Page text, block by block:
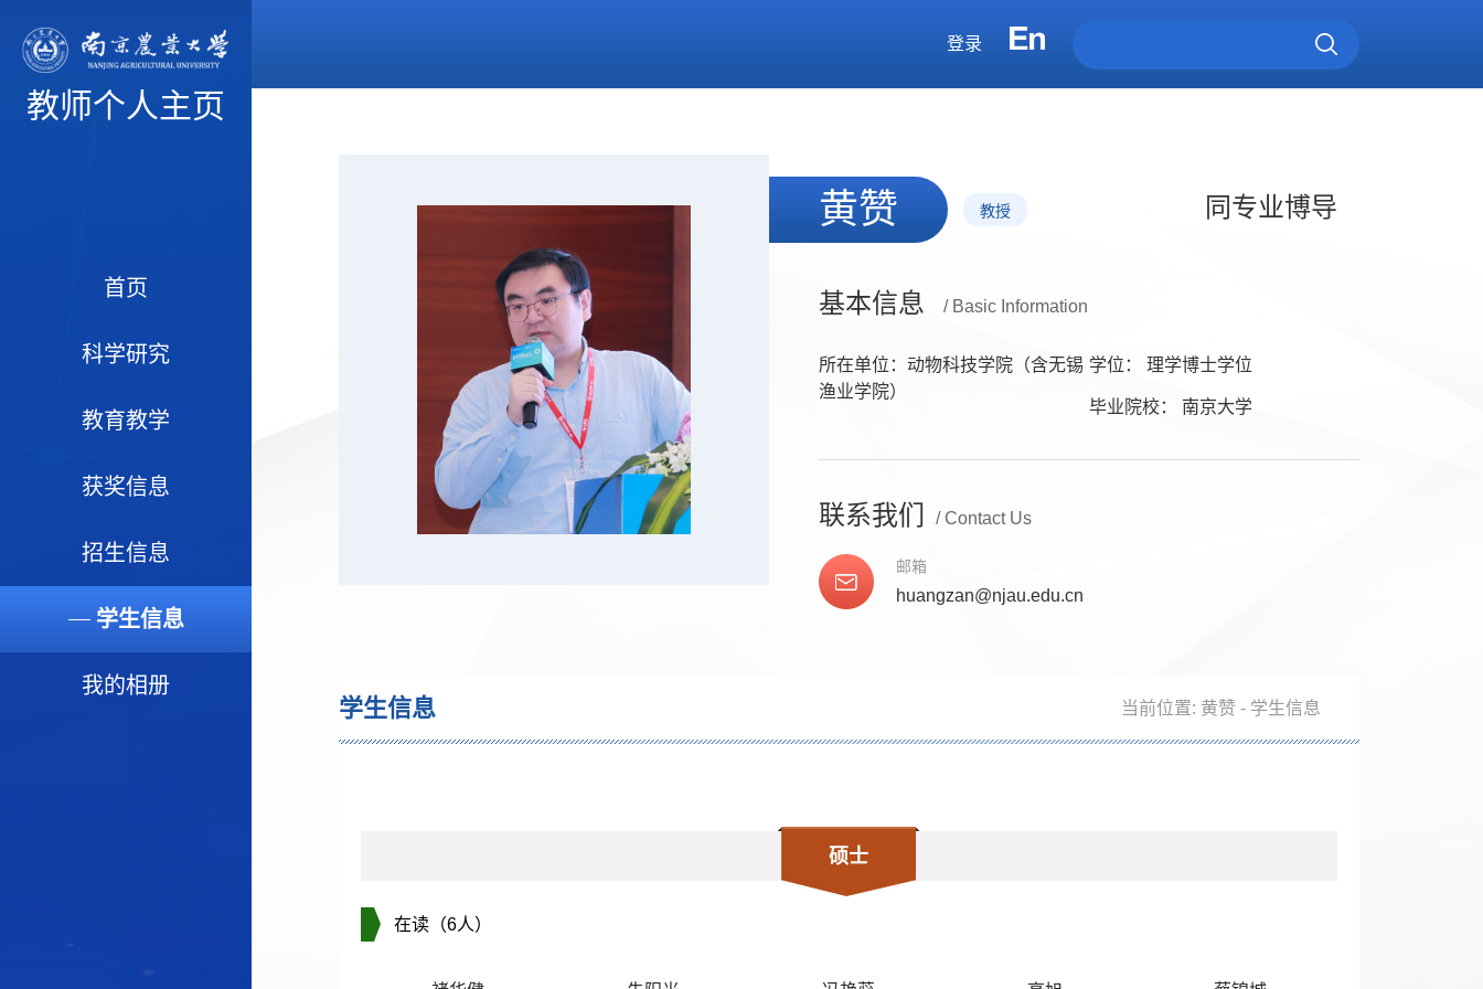
教师个人主页
首页
科学研究
教育教学
获奖信息
招生信息
学生信息
我的相册
登录
黄赞 教授 同专业博导
基本信息 / Basic Information
所在单位：动物科技学院（含无锡
渔业学院）
学位： 理学博士学位
毕业院校： 南京大学
联系我们 / Contact Us
邮箱
huangzan@njau.edu.cn
学生信息 当前位置: 黄赞 - 学生信息
硕士
在读（6人）